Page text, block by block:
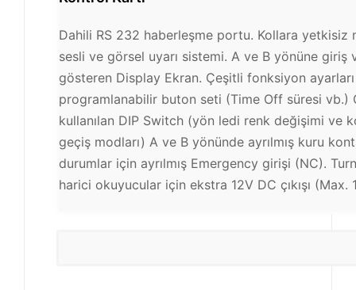
Dahili RS 232 haberleşme portu. Kollara yetkisiz
sesli ve görsel uyarı sistemi. A ve B yönüne giriş
gösteren Display Ekran. Çeşitli fonksiyon
programlanabilir buton seti (Time Off süresi vb.)
kullanılan DIP Switch (yön ledi renk değişimi ve
geçiş modları) A ve B yönünde ayrılmış kuru
durumlar için ayrılmış Emergency girişi (NC).
harici okuyucular için ekstra 12V DC çıkışı (Max.